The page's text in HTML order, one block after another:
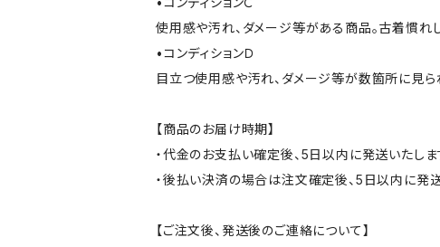
使用感や汚れ、ダメージ等がある商品。古着慣れ
•コンディションＤ
目立つ使用感や汚れ、ダメージ等が数箇所に見
【商品のお届け時期】
・代金のお支払い確定後、5日以内に発送いたしま
・後払い決済の場合は注文確定後、5日以内に発送
【ご注文後、発送後のご連絡について】